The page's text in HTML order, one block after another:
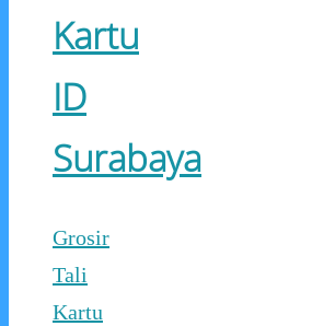
Kartu
ID
Surabaya
Grosir
Tali
Kartu